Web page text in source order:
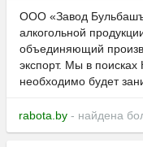
ООО «Завод
алкогольной
объединяющий
экспорт. Мы в
необходимо будет
rabota.by - найдена